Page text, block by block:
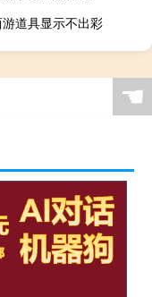
道具显示不出彩
☚